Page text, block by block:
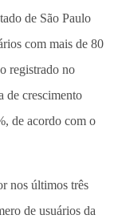
de São Paulo
com mais de 80
registrado no
de crescimento
de acordo com o
nos últimos três
de usuários da